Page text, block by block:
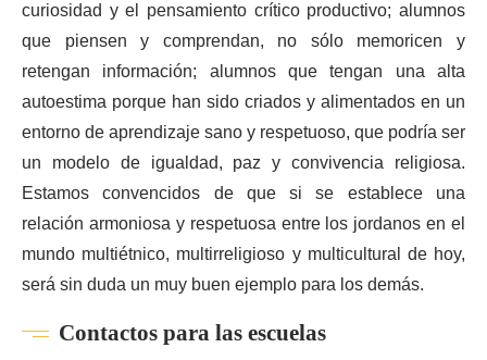
curiosidad y el pensamiento crítico productivo; alumnos
que piensen y comprendan, no sólo memoricen y
retengan información; alumnos que tengan una alta
autoestima porque han sido criados y alimentados en un
entorno de aprendizaje sano y respetuoso, que podría ser
un modelo de igualdad, paz y convivencia religiosa.
Estamos convencidos de que si se establece una
relación armoniosa y respetuosa entre los jordanos en el
mundo multiétnico, multirreligioso y multicultural de hoy,
será sin duda un muy buen ejemplo para los demás.
Contactos para las escuelas